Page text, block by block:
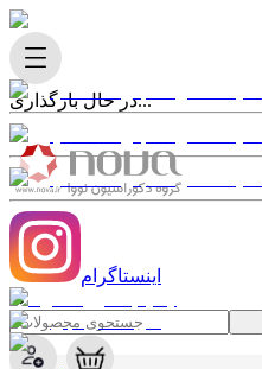
در حال بارگذاری...
✖
اینستاگرام